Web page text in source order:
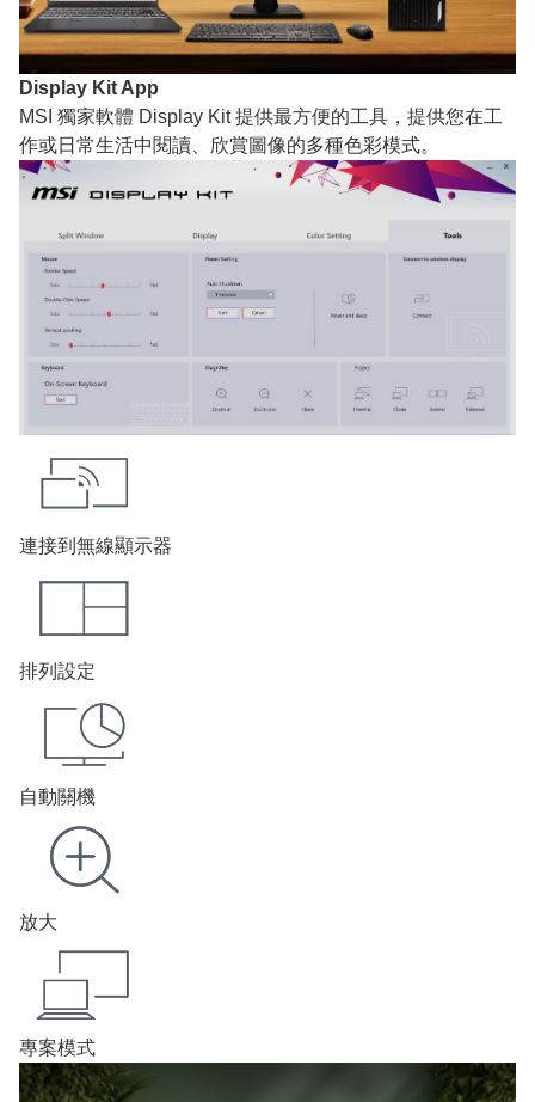
Display Kit App
MSI 獨家軟體 Display Kit 提供最方便的工具，提供您在工
作或日常生活中閱讀、欣賞圖像的多種色彩模式。
連接到無線顯示器
排列設定
自動關機
放大
專案模式